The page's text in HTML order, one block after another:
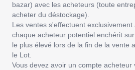
bazar) avec les acheteurs (toute
acheter du déstockage).
Les ventes s'effectuent exclusivement
chaque acheteur potentiel enchérit
le plus élevé lors de la fin de la vente
le Lot.
Vous devez avoir un compte acheteur